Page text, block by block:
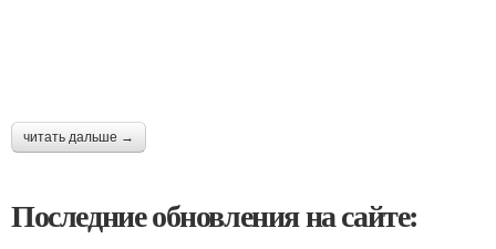
читать дальше →
Последние обновления на сайте: